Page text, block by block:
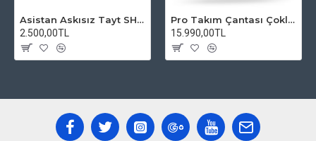
Asistan Askısız Tayt SH20 Pedli Siyah
2.500,00TL
Pro Takım Çantası Çoklu Tamir Seti
15.990,00TL